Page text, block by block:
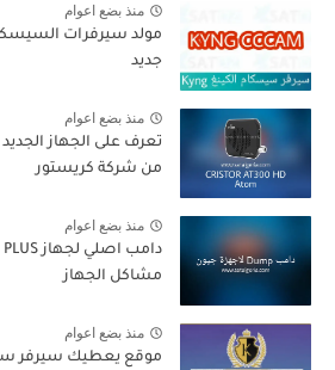
منذ بضع اعوام
جديد
منذ بضع اعوام
من شركة كريستور
منذ بضع اعوام
مشاكل الجهاز
منذ بضع اعوام